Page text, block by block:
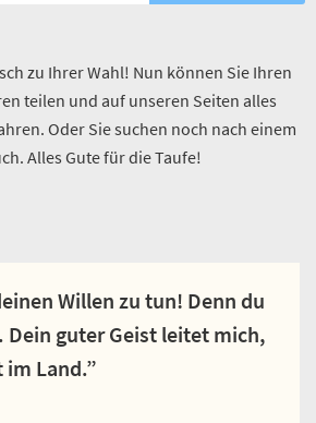
zu Ihrer Wahl! Nun können Sie Ihren
teilen und auf unseren Seiten alles
Oder Sie suchen noch nach einem
Alles Gute für die Taufe!
Willen zu tun! Denn du
Dein guter Geist leitet mich,
im Land.”